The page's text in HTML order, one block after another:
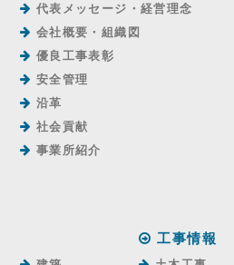
代表メッセージ・経営理念
会社概要・組織図
優良工事表彰
安全管理
沿革
社会貢献
事業所紹介
工事情報